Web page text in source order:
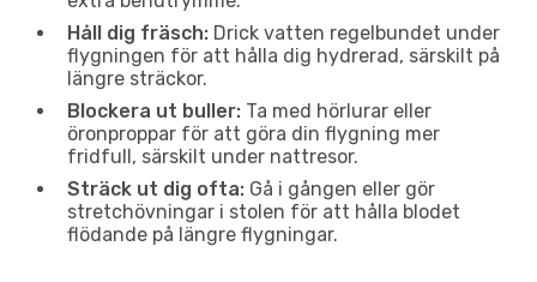
Håll dig fräsch: Drick vatten regelbundet under
flygningen för att hålla dig hydrerad, särskilt på
längre sträckor.
Blockera ut buller: Ta med hörlurar eller
öronproppar för att göra din flygning mer
fridfull, särskilt under nattresor.
Sträck ut dig ofta: Gå i gången eller gör
stretchövningar i stolen för att hålla blodet
flödande på längre flygningar.